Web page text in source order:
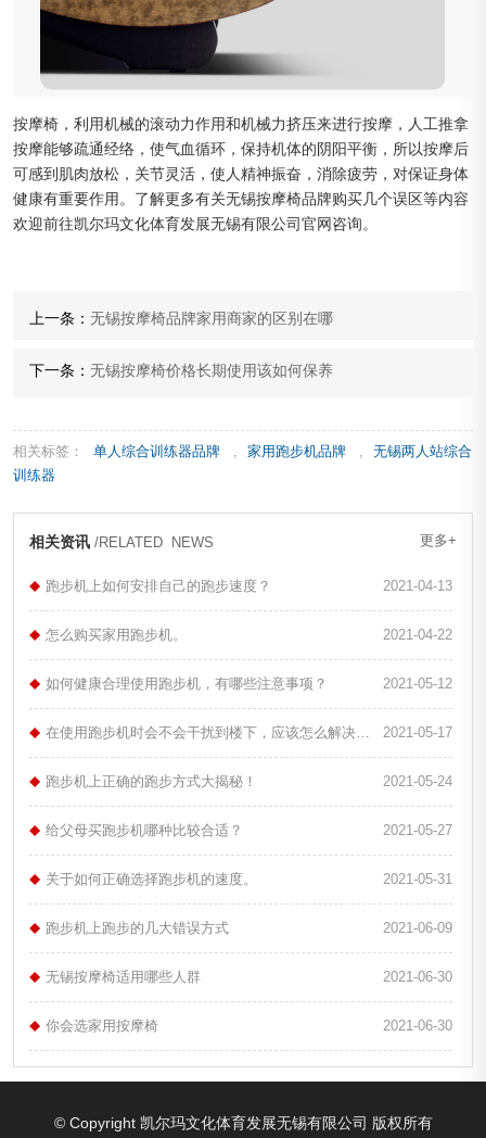
按摩椅，利用机械的滚动力作用和机械力挤压来进行按摩，人工推拿
按摩能够疏通经络，使气血循环，保持机体的阴阳平衡，所以按摩后
可感到肌肉放松，关节灵活，使人精神振奋，消除疲劳，对保证身体
健康有重要作用。了解更多有关无锡按摩椅品牌购买几个误区等内容
欢迎前往凯尔玛文化体育发展无锡有限公司官网咨询。
上一条： 无锡按摩椅品牌家用商家的区别在哪
下一条： 无锡按摩椅价格长期使用该如何保养
相关标签： 单人综合训练器品牌 , 家用跑步机品牌 ,
无锡两人站综合
训练器
相关资讯 /RELATED NEWS 更多+
2021-04-13
跑步机上如何安排自己的跑步速度？
2021-04-22
怎么购买家用跑步机。
2021-05-12
如何健康合理使用跑步机，有哪些注意事项？
2021-05-17
2021-05-24
跑步机上正确的跑步方式大揭秘！
2021-05-27
给父母买跑步机哪种比较合适？
2021-05-31
关于如何正确选择跑步机的速度。
2021-06-09
跑步机上跑步的几大错误方式
2021-06-30
无锡按摩椅适用哪些人群
2021-06-30
你会选家用按摩椅
© Copyright 凯尔玛文化体育发展无锡有限公司 版权所有